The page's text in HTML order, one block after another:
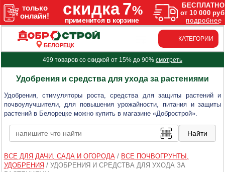
БЕЛОРЕЦК
КАТЕГОРИИ
499 товаров со скидкой от 15% до 90% смотреть
Удобрения и средства для ухода за растениями
Удобрения, стимуляторы роста, средства для защиты растений и
почвоулучшители, для повышения урожайности, питания и защиты
растений в Белорецке можно купить в магазине «Добрострой».
ВСЕ ДЛЯ ДАЧИ, САДА И ОГОРОДА/ ВСЕ ПОЧВОГРУНТЫ,
УДОБРЕНИЯ / УДОБРЕНИЯ И СРЕДСТВА ДЛЯ УХОДА ЗА